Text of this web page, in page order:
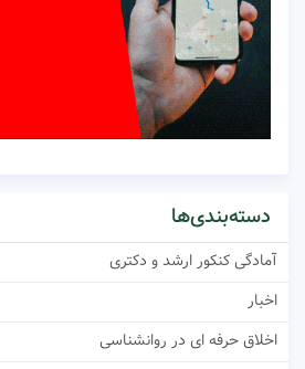
دسته‌بندی‌ها
آمادگی کنکور ارشد و دکتری
اخبار
اخلاق حرفه ای در روانشناسی